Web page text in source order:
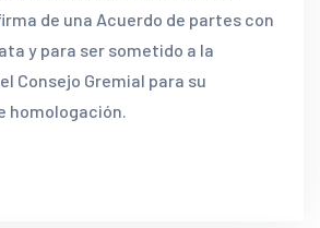
de una Acuerdo de partes con
y para ser sometido a la
Consejo Gremial para su
homologación.